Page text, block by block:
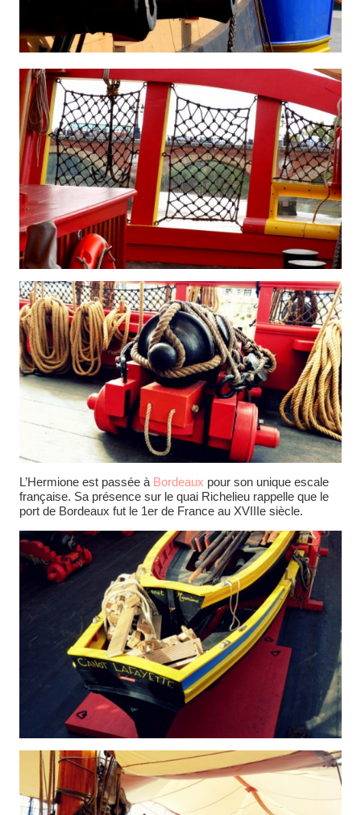
L’Hermione est passée à Bordeaux pour son unique escale
française. Sa présence sur le quai Richelieu rappelle que le
port de Bordeaux fut le 1er de France au XVIIIe siècle.